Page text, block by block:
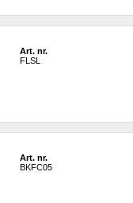
Art. nr.
FLSL
Art. nr.
BKFC05